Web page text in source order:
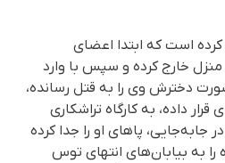
کرده است که ابتدا اعضای
منزل خارج کرده و سپس با وارد
دخترش وی را بە قتل رساندە،
داده، به کارگاه تراشکاری
جابه‌جایی، پاهای او را جدا کرده
به بیابان‌های انتهای توس